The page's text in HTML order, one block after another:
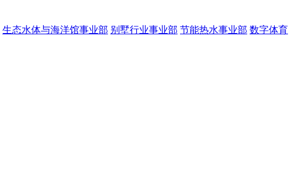
生态水体与海洋馆事业部 别墅行业事业部 节能热水事业部 数字体育